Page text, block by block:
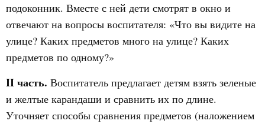
подоконник. Вместе с ней дети смотрят в окно и
отвечают на вопросы воспитателя: «Что вы видите на
улице? Каких предметов много на улице? Каких
предметов по одному?»
II часть. Воспитатель предлагает детям взять зеленые
и желтые карандаши и сравнить их по длине.
Уточняет способы сравнения предметов (наложением